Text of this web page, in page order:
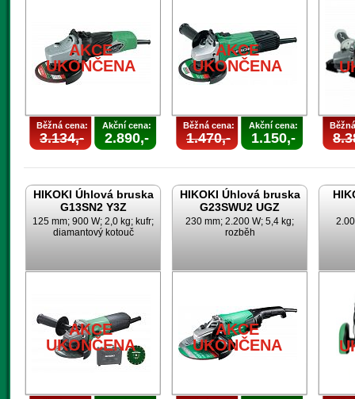
AKCE
UKONČENA
Běžná cena:
3.134,-
Akční cena:
2.890,-
AKCE
UKONČENA
Běžná cena:
1.470,-
Akční cena:
1.150,-
HIKOKI Úhlová bruska
G13SN2 Y3Z
125 mm; 900 W; 2,0 kg; kufr;
diamantový kotouč
AKCE
UKONČENA
HIKOKI Úhlová bruska
G23SWU2 UGZ
230 mm; 2.200 W; 5,4 kg;
rozběh
AKCE
UKONČENA